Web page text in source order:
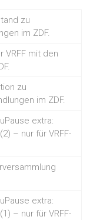
zu
im ZDF.
VRFF mit den
zu
im ZDF.
extra:
– nur für VRFF-
extra:
– nur für VRFF-